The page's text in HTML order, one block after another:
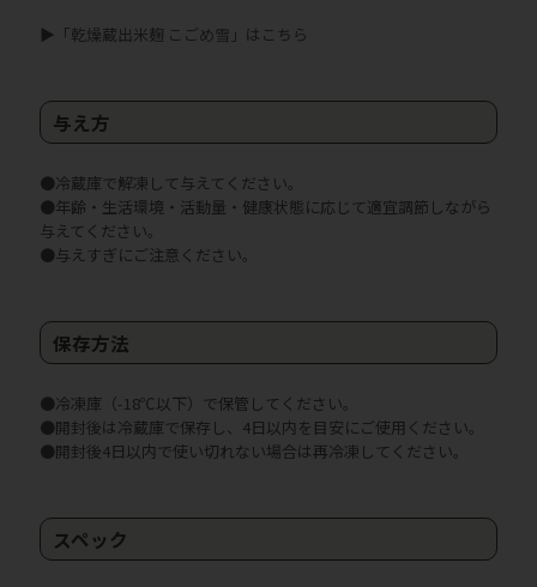
▶ 「乾燥蔵出米麹 こごめ雪」はこちら
与え方
●冷蔵庫で解凍して与えてください。
●年齢・生活環境・活動量・健康状態に応じて適宜調節しながら
与えてください。
●与えすぎにご注意ください。
保存方法
●冷凍庫（-18℃以下）で保管してください。
●開封後は冷蔵庫で保存し、4日以内を目安にご使用ください。
●開封後4日以内で使い切れない場合は再冷凍してください。
スペック